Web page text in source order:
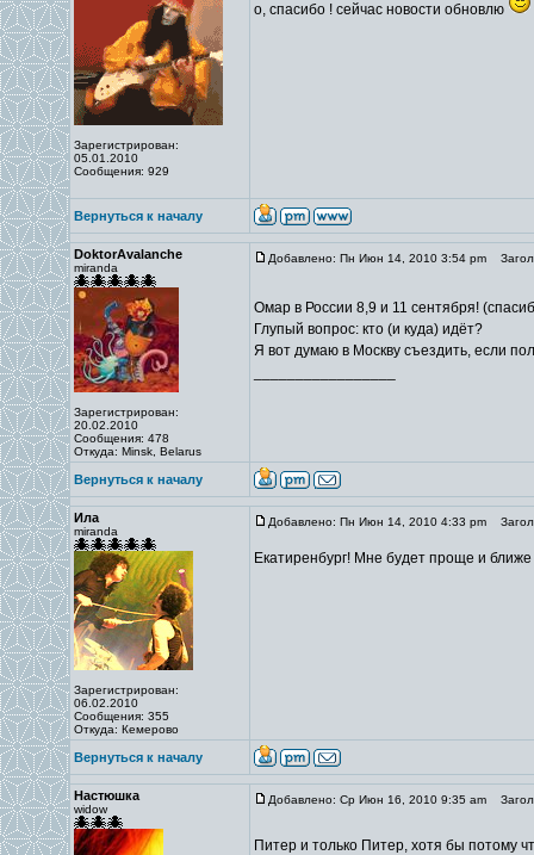
Зарегистрирован:
05.01.2010
Сообщения: 929
о, спасибо ! сейчас новости обновлю
Вернуться к началу
DoktorAvalanche
miranda
Зарегистрирован:
20.02.2010
Сообщения: 478
Откуда: Minsk, Belarus
Добавлено: Пн Июн 14, 2010 3:54 pm
Омар в России 8,9 и 11 сентября!
Глупый вопрос: кто (и куда) идёт?
Я вот думаю в Москву съездить, если
Вернуться к началу
Ила
miranda
Зарегистрирован:
06.02.2010
Сообщения: 355
Откуда: Кемерово
Добавлено: Пн Июн 14, 2010 4:33 pm
Екатиренбург! Мне будет проще и
Вернуться к началу
Настюшка
widow
Добавлено: Ср Июн 16, 2010 9:35 am
Питер и только Питер, хотя бы потому